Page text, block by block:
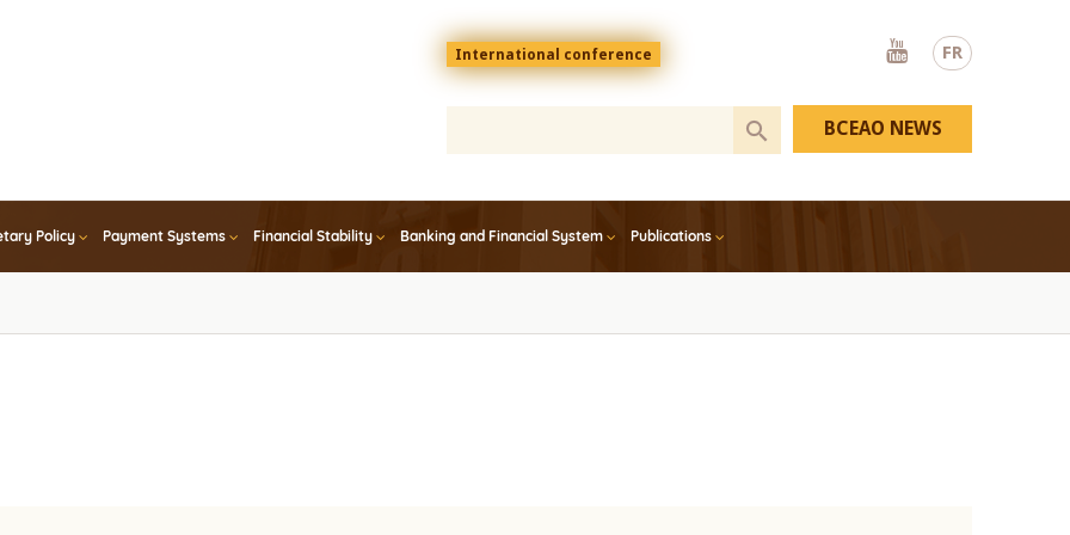
FR
Menu
top
En
International conference
Youtube
Policy Payment Systems Financial Stability Banking and Financial System Publications
BCEAO NEWS